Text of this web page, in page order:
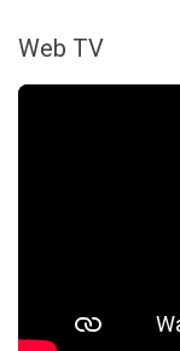
Web TV